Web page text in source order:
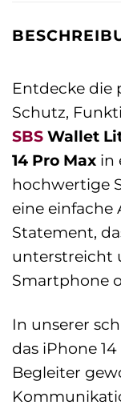
Entdecke die
Schutz,
SBS Wallet
14 Pro Max in
hochwertige
eine einfache
Statement,
unterstreicht
Smartphone
In unserer
das iPhone
Begleiter